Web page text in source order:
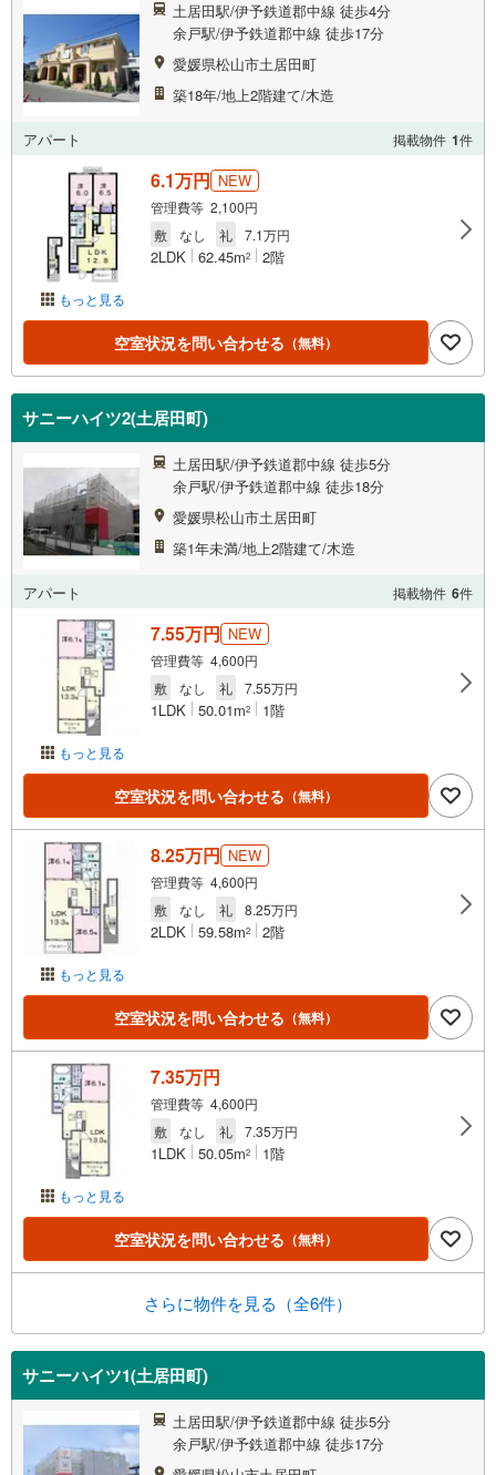
土居田駅/伊予鉄道郡中線 徒歩4分
余戸駅/伊予鉄道郡中線 徒歩17分
愛媛県松山市土居田町
築18年/地上2階建て/木造
アパート 掲載物件 1件
もっと見る
6.1万円 NEW
管理費等 2,100円
敷
なし 礼 7.1万円
2LDK 62.45m2 2階
空室状況を問い合わせる （無料）
サニーハイツ2(土居田町)
土居田駅/伊予鉄道郡中線 徒歩5分
余戸駅/伊予鉄道郡中線 徒歩18分
愛媛県松山市土居田町
築1年未満/地上2階建て/木造
アパート 掲載物件 6件
もっと見る
7.55万円 NEW
管理費等 4,600円
敷
なし 礼 7.55万円
1LDK 50.01m2 1階
空室状況を問い合わせる （無料）
もっと見る
8.25万円 NEW
管理費等 4,600円
敷
なし 礼 8.25万円
2LDK 59.58m2 2階
空室状況を問い合わせる （無料）
もっと見る
7.35万円
管理費等 4,600円
敷
なし 礼 7.35万円
1LDK 50.05m2 1階
空室状況を問い合わせる （無料）
さらに物件を見る（全6件）
サニーハイツ1(土居田町)
土居田駅/伊予鉄道郡中線 徒歩5分
余戸駅/伊予鉄道郡中線 徒歩17分